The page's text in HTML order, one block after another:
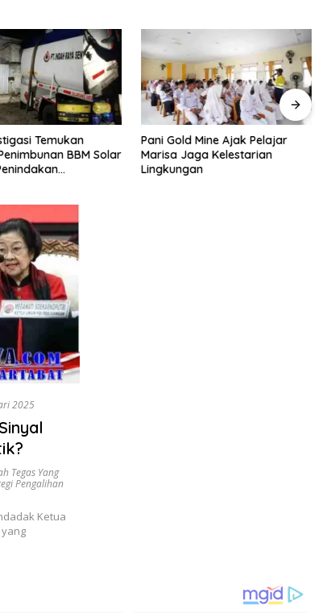
Gold Mine Ajak Pelajar
Jaga Kelestarian
H. Muhammad Faizal :
Pembinaan Politik Penting
untuk Menciptakan Kompetisi
2025
Tegas Yang
Pengalihan
Ketua